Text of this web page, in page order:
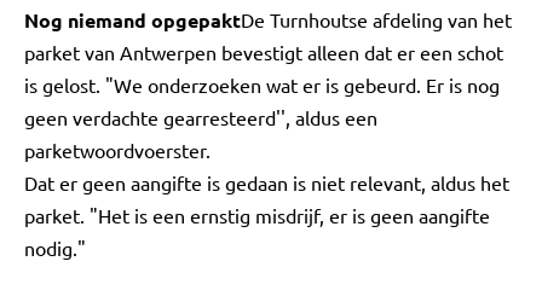
Nog niemand opgepaktDe Turnhoutse afdeling van het
parket van Antwerpen bevestigt alleen dat er een schot
is gelost. "We onderzoeken wat er is gebeurd. Er is nog
geen verdachte gearresteerd'', aldus een
parketwoordvoerster.
Dat er geen aangifte is gedaan is niet relevant, aldus het
parket. "Het is een ernstig misdrijf, er is geen aangifte
nodig."